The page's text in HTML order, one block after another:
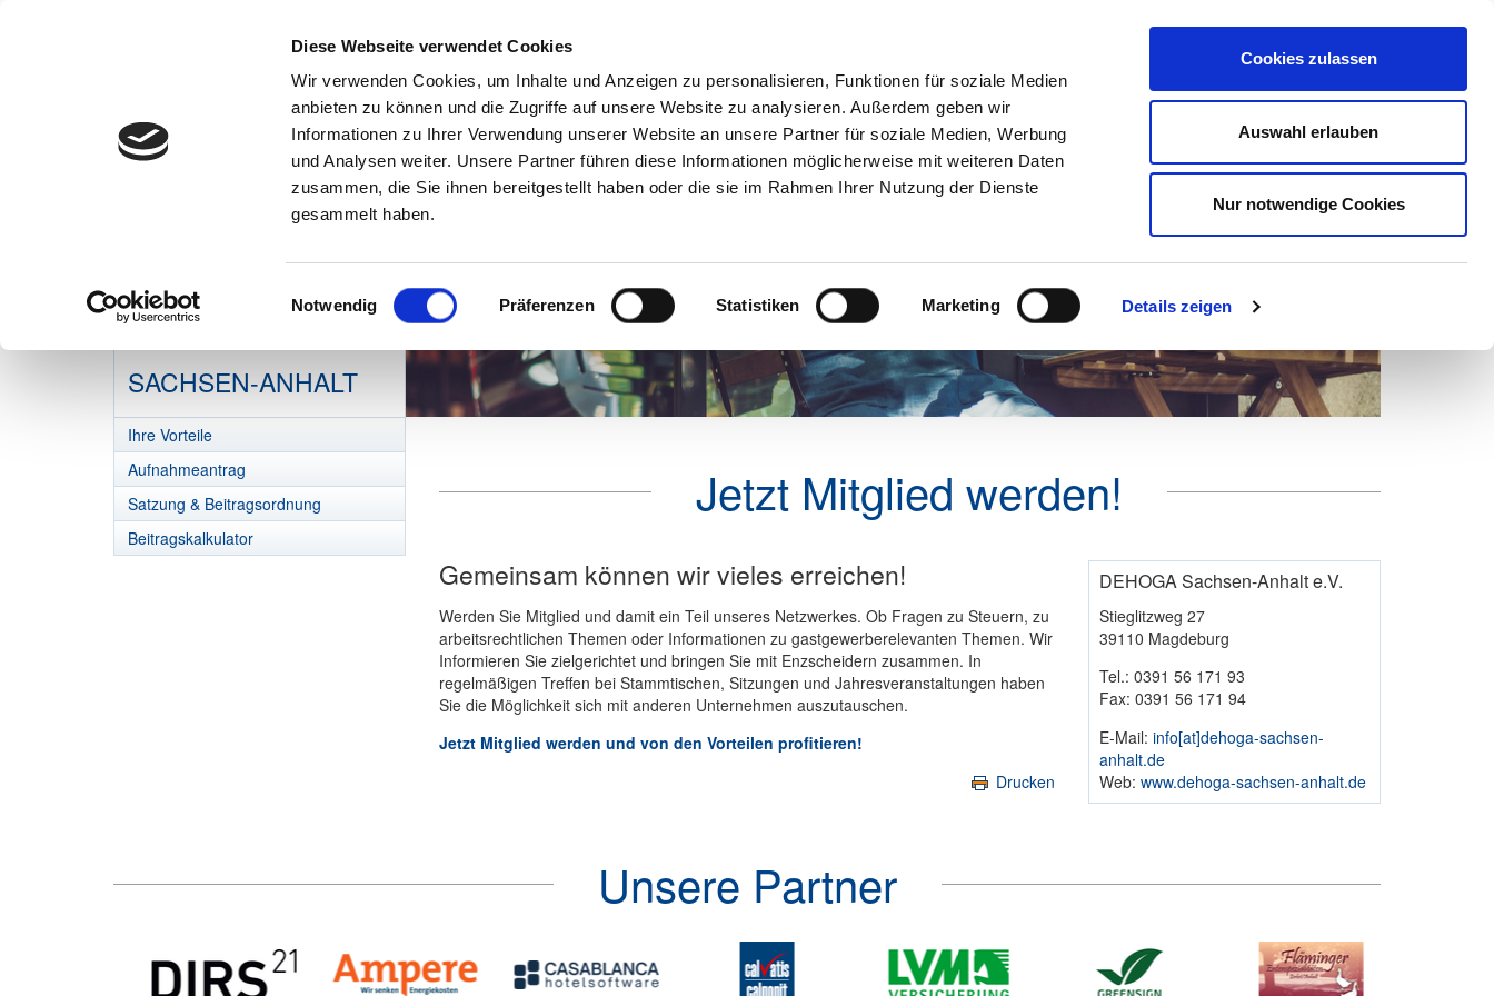
Diese Webseite verwendet Cookies
Wir verwenden Cookies, um Inhalte und Anzeigen zu personalisieren, Funktionen für soziale Medien
anbieten zu können und die Zugriffe auf unsere Website zu analysieren. Außerdem geben wir
Informationen zu Ihrer Verwendung unserer Website an unsere Partner für soziale Medien, Werbung
und Analysen weiter. Unsere Partner führen diese Informationen möglicherweise mit weiteren Daten
zusammen, die Sie ihnen bereitgestellt haben oder die sie im Rahmen Ihrer Nutzung der Dienste
gesammelt haben.
Einwilligungsauswahl
Notwendig Präferenzen Statistiken Marketing Details zeigen
Cookies zulassen
Auswahl erlauben
Nur notwendige Cookies
Aktuelles Über uns Marketing Mein DEHOGA
DEHOGA
SACHSEN-ANHALT
Ihre Vorteile
Aufnahmeantrag
Satzung & Beitragsordnung
Beitragskalkulator
Jetzt Mitglied werden!
Gemeinsam können wir vieles erreichen!
Werden Sie Mitglied und damit ein Teil unseres Netzwerkes. Ob Fragen zu Steuern, zu
arbeitsrechtlichen Themen oder Informationen zu gastgewerberelevanten Themen. Wir
Informieren Sie zielgerichtet und bringen Sie mit Enzscheidern zusammen. In
regelmäßigen Treffen bei Stammtischen, Sitzungen und Jahresveranstaltungen haben
Sie die Möglichkeit sich mit anderen Unternehmen auszutauschen.
Jetzt Mitglied werden und von den Vorteilen profitieren!
Drucken
DEHOGA Sachsen-Anhalt e.V.
Stieglitzweg 27
39110 Magdeburg
Tel.: 0391 56 171 93
Fax: 0391 56 171 94
E-Mail:info​[at]​dehoga-sachsen-
anhalt.de
Web:www.dehoga-sachsen-anhalt.de
Unsere Partner